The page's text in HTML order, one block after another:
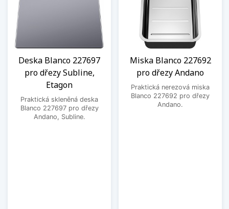
Deska Blanco 227697
pro dřezy Subline,
Etagon
Praktická skleněná deska
Blanco 227697 pro dřezy
Andano, Subline.
Miska Blanco 227692
pro dřezy Andano
Praktická nerezová miska
Blanco 227692 pro dřezy
Andano.